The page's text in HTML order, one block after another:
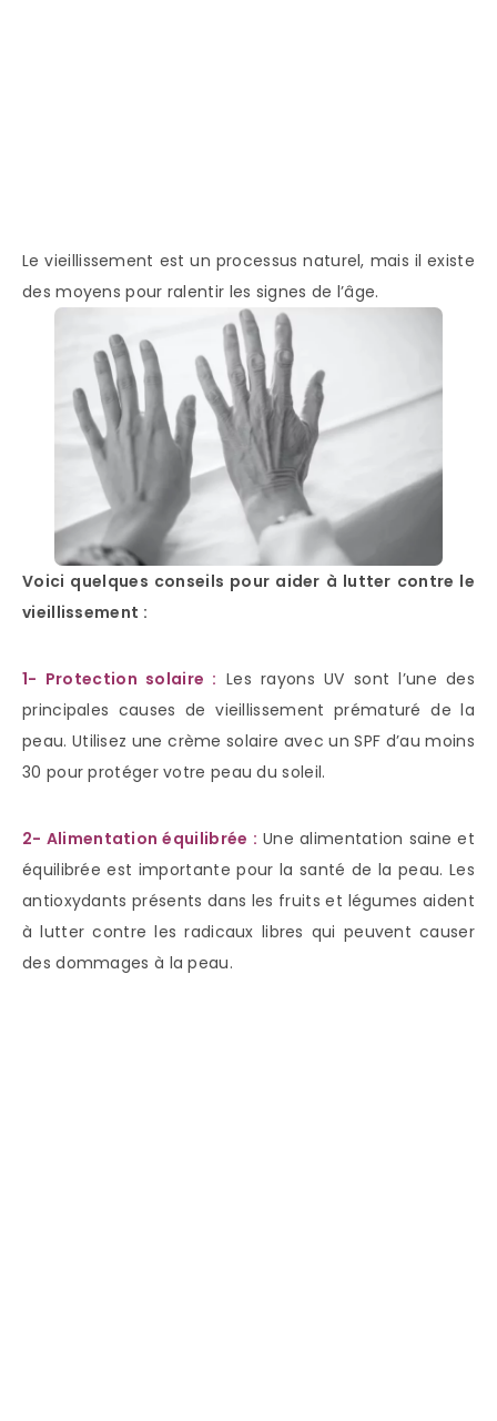
Le vieillissement est un processus naturel, mais il existe
des moyens pour ralentir les signes de l’âge.
Voici quelques conseils pour aider à lutter contre le
vieillissement :
1- Protection solaire : Les rayons UV sont l’une des
principales causes de vieillissement prématuré de la
peau. Utilisez une crème solaire avec un SPF d’au moins
30 pour protéger votre peau du soleil.
2- Alimentation équilibrée : Une alimentation saine et
équilibrée est importante pour la santé de la peau. Les
antioxydants présents dans les fruits et légumes aident
à lutter contre les radicaux libres qui peuvent causer
des dommages à la peau.